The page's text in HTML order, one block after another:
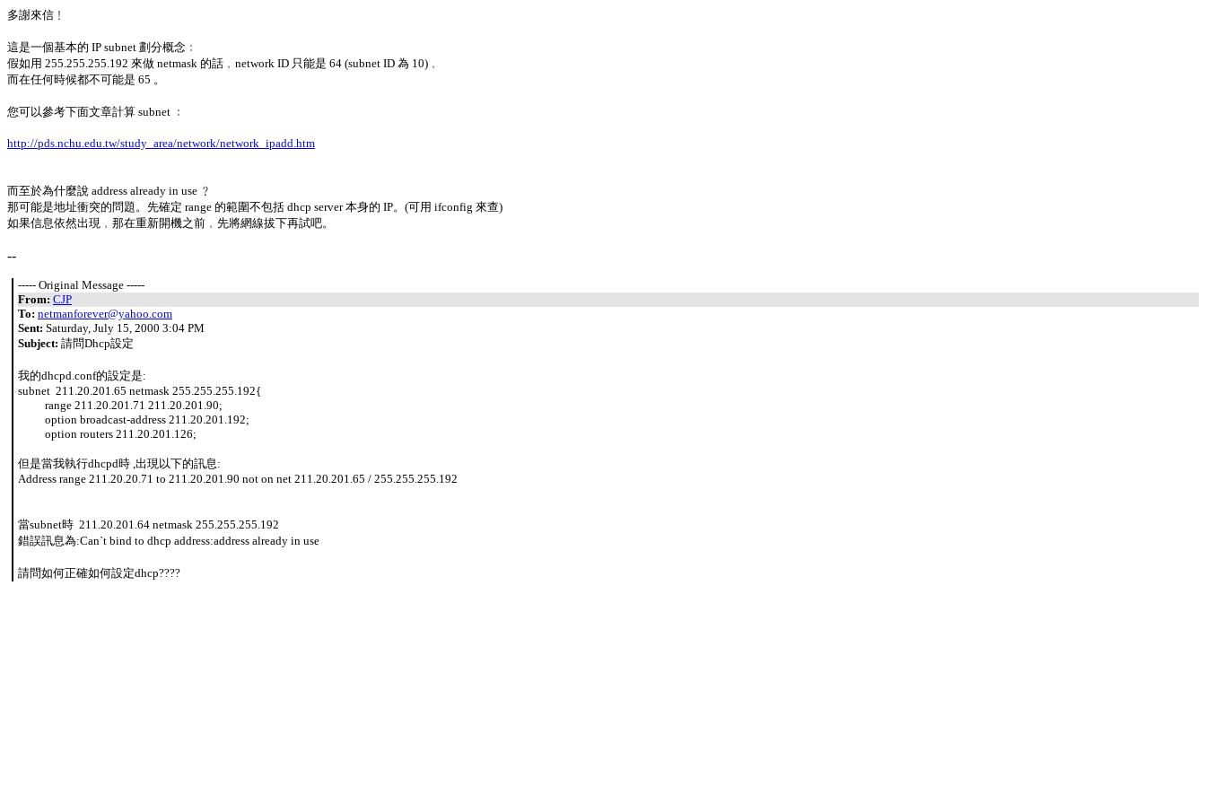
多謝來信﹗
這是一個基本的 IP subnet 劃分概念﹕
假如用 255.255.255.192 來做 netmask 的話﹐network ID 只能是 64 (subnet ID 為 10)﹐
而在任何時候都不可能是 65 。
您可以參考下面文章計算 subnet ﹕
http://pds.nchu.edu.tw/study_area/network/network_ipadd.htm
而至於為什麼說 address already in use ﹖
那可能是地址衝突的問題。先確定 range 的範圍不包括 dhcp server 本身的 IP。(可用 ifconfig 來查)
如果信息依然出現﹐那在重新開機之前﹐先將網線拔下再試吧。
--
----- Original Message -----
From: CJP
To: netmanforever@yahoo.com
Sent: Saturday, July 15, 2000 3:04 PM
Subject: 請問Dhcp設定
我的dhcpd.conf的設定是:
subnet 211.20.201.65 netmask 255.255.255.192{
range 211.20.201.71 211.20.201.90;
option broadcast-address 211.20.201.192;
option routers 211.20.201.126;
但是當我執行dhcpd時 ,出現以下的訊息:
Address range 211.20.20.71 to 211.20.201.90 not on net 211.20.201.65 / 255.255.255.192
當subnet時 211.20.201.64 netmask 255.255.255.192
錯誤訊息為:Can`t bind to dhcp address:address already in use
請問如何正確如何設定dhcp????